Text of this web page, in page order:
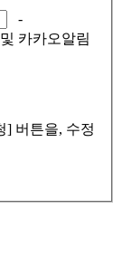
-
카카오알림
] 버튼을, 수정